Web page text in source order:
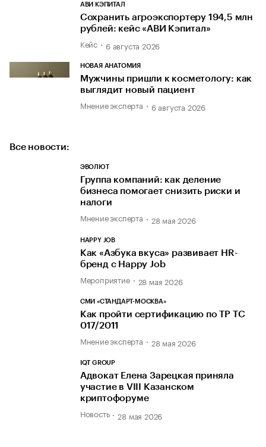
АВИ КЭПИТАЛ
Сохранить агроэкспортеру 194,5 млн
рублей: кейс «АВИ Кэпитал»
Кейс 6 августа 2026
НОВАЯ АНАТОМИЯ
Мужчины пришли к косметологу: как
выглядит новый пациент
Мнение эксперта 6 августа 2026
Все новости:
ЭВОЛЮТ
Группа компаний: как деление
бизнеса помогает снизить риски и
налоги
Мнение эксперта 28 мая 2026
HAPPY JOB
Как «Азбука вкуса» развивает HR-
бренд с Happy Job
Мероприятие 28 мая 2026
СМИ «СТАНДАРТ-МОСКВА»
Как пройти сертификацию по ТР ТС
017/2011
Мнение эксперта 28 мая 2026
IQT GROUP
Адвокат Елена Зарецкая приняла
участие в VIII Казанском
криптофоруме
Новость 28 мая 2026